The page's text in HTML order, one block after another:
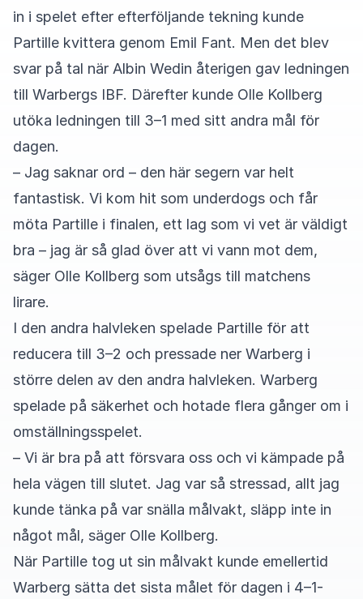
in i spelet efter efterföljande tekning kunde
Partille kvittera genom Emil Fant. Men det blev
svar på tal när Albin Wedin återigen gav ledningen
till Warbergs IBF. Därefter kunde Olle Kollberg
utöka ledningen till 3–1 med sitt andra mål för
dagen.
– Jag saknar ord – den här segern var helt
fantastisk. Vi kom hit som underdogs och får
möta Partille i finalen, ett lag som vi vet är väldigt
bra – jag är så glad över att vi vann mot dem,
säger Olle Kollberg som utsågs till matchens
lirare.
I den andra halvleken spelade Partille för att
reducera till 3–2 och pressade ner Warberg i
större delen av den andra halvleken. Warberg
spelade på säkerhet och hotade flera gånger om i
omställningsspelet.
– Vi är bra på att försvara oss och vi kämpade på
hela vägen till slutet. Jag var så stressad, allt jag
kunde tänka på var snälla målvakt, släpp inte in
något mål, säger Olle Kollberg.
När Partille tog ut sin målvakt kunde emellertid
Warberg sätta det sista målet för dagen i 4–1-